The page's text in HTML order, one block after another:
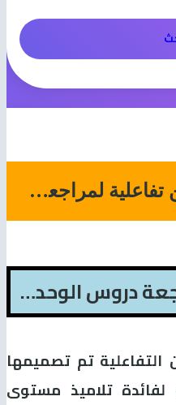
الثانية بكالوريا: تمارين تفاعلية لمراجعة دروس الوحدة الثانية ـ الإنجليزية مع السيمو
تمارين تفاعلية مراجعة دروس الوحدة الثانية ـ الإنجليزية مع السيمو
تم تصميمها
تلاميذ مستوى